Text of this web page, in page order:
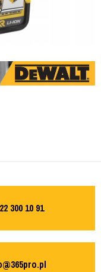
22 300 10 91